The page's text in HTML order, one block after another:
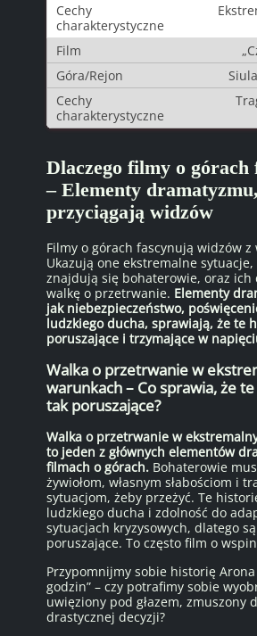
Dlaczego filmy o górach
– Elementy
przyciągają widzów
Filmy o górach fascynują widzów
Ukazują one ekstremalne
znajdują się bohaterowie, oraz ich
walkę o przetrwanie. Elementy
jak niebezpieczeństwo,
ludzkiego ducha, sprawiają, że te
poruszające i trzymające w
Walka o przetrwanie w
warunkach – Co sprawia, że
tak poruszające?
Walka o przetrwanie w
to jeden z głównych elementów
filmach o górach. Bohaterowie
żywiołom, własnym słabościom i
sytuacjom, żeby przeżyć. Te
ludzkiego ducha i zdolność do
sytuacjach kryzysowych, dlatego
poruszające. To często film o
Przypomnijmy sobie historię Arona
godzin” – czy potrafimy sobie
uwięziony pod głazem, zmuszony
drastycznej decyzji?